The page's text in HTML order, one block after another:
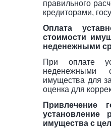
правильного
кредиторами,
Оплата
стоимости
неденежными
При оплате
неденежными
имущества для
оценка для
Привлечение
установление
имущества с